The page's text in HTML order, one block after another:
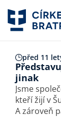
před 11
jinak
Jsme
kteří žijí v
A zároveň